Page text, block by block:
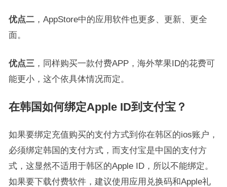
优点二，AppStore中的应用软件也更多、更新、更全
面。
优点三 ，同样购买一款付费APP，海外苹果ID的花费可
能更小，这个依具体情况而定。
在韩国如何绑定Apple ID到支付宝？
如果要绑定充值购买的支付方式到你在韩区的ios账户，
必须绑定韩国的支付方式，而支付宝是中国的支付方
式，这显然不适用于韩区的Apple ID，所以不能绑定。
如果要下载付费软件，建议使用应用兑换码和Apple礼